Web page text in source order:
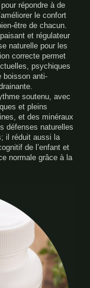
répondre à de
le confort
être de chacun.
et régulateur
naturelle pour les
correcte permet
psychiques
boisson anti-
soutenu, avec
et pleins
et des minéraux
défenses naturelles
il réduit aussi la
de l’enfant et
normale grâce à la